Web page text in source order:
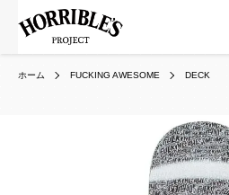
ホーム FUCKING AWESOME DECK